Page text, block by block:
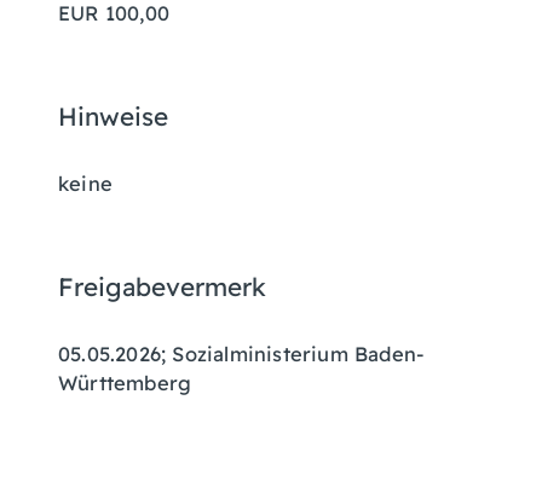
EUR 100,00
Hinweise
keine
Freigabevermerk
05.05.2026; Sozialministerium Baden-
Württemberg